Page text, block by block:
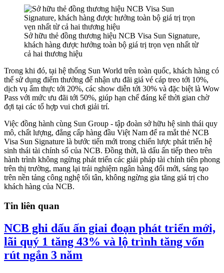
Sở hữu thẻ đồng thương hiệu NCB Visa Sun Signature,
khách hàng được hưởng toàn bộ giá trị trọn vẹn nhất từ
cả hai thương hiệu
Trong khi đó, tại hệ thống Sun World trên toàn quốc, khách hàng có
thể sử dụng điểm thưởng để nhận ưu đãi giá vé cáp treo tới 10%,
dịch vụ ẩm thực tới 20%, các show diễn tới 30% và đặc biệt là Wow
Pass với mức ưu đãi tới 50%, giúp hạn chế đáng kể thời gian chờ
đợi tại các tổ hợp vui chơi giải trí.
Việc đồng hành cùng Sun Group - tập đoàn sở hữu hệ sinh thái quy
mô, chất lượng, đẳng cấp hàng đầu Việt Nam để ra mắt thẻ NCB
Visa Sun Signature là bước tiến mới trong chiến lược phát triển hệ
sinh thái tài chính số của NCB. Đồng thời, là dấu ấn tiếp theo trên
hành trình không ngừng phát triển các giải pháp tài chính tiên phong
trên thị trường, mang lại trải nghiệm ngân hàng đổi mới, sáng tạo
trên nền tảng công nghệ tối tân, không ngừng gia tăng giá trị cho
khách hàng của NCB.
Tin liên quan
NCB ghi dấu ấn giai đoạn phát triển mới,
lãi quý 1 tăng 43% và lộ trình tăng vốn
rút ngắn 3 năm